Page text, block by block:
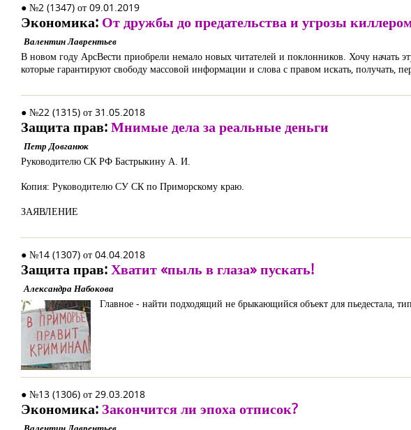
● №2 (1347) от 09.01.2019
Экономика: От дружбы до предательства и угрозы
Валентин Лаврентьев
В новом году АрсВести приобрели немало новых читателей и поклонников. Хочу начать
которые гарантируют свободу массовой информации и слова с правом искать, получать,
● №22 (1315) от 31.05.2018
Защита прав:Мнимые дела за реальные деньги
Петр Довганюк
Руководителю СК РФ Бастрыкину А. И.
Копия: Руководителю СУ СК по Приморскому краю.
ЗАЯВЛЕНИЕ
● №14 (1307) от 04.04.2018
Защита прав:Хватит «пыль в глаза» пускать!
Александра Набокова
Главное - найти подходящий не брыкающийся объект для пьедестала,
● №13 (1306) от 29.03.2018
Экономика: Закончится ли эпоха отписок?